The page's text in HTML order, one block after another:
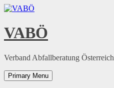
Skip
content
VABÖ
Verband Abfallberatung Österreich
Primary Menu